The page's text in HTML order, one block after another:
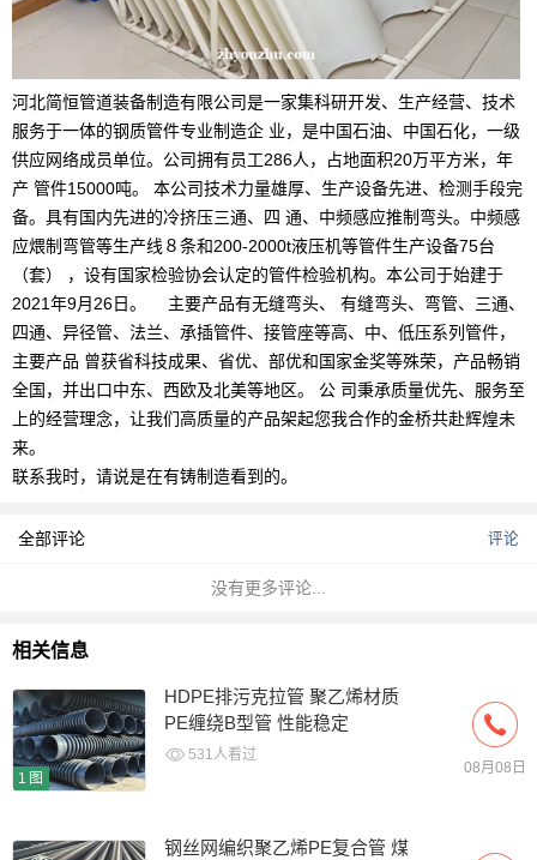
河北简恒管道装备制造有限公司是一家集科研开发、生产经营、技术
服务于一体的钢质管件专业制造企 业，是中国石油、中国石化，一级
供应网络成员单位。公司拥有员工286人，占地面积20万平方米，年
产 管件15000吨。 本公司技术力量雄厚、生产设备先进、检测手段完
备。具有国内先进的冷挤压三通、四 通、中频感应推制弯头。中频感
应煨制弯管等生产线８条和200-2000t液压机等管件生产设备75台
（套） ，设有国家检验协会认定的管件检验机构。本公司于始建于
2021年9月26日。 主要产品有无缝弯头、 有缝弯头、弯管、三通、
四通、异径管、法兰、承插管件、接管座等高、中、低压系列管件，
主要产品 曾获省科技成果、省优、部优和国家金奖等殊荣，产品畅销
全国，并出口中东、西欧及北美等地区。 公 司秉承质量优先、服务至
上的经营理念，让我们高质量的产品架起您我合作的金桥共赴辉煌未
来。
联系我时，请说是在有铸制造看到的。
全部评论 评论
没有更多评论...
相关信息
1图
HDPE排污克拉管 聚乙烯材质
PE缠绕B型管 性能稳定
531人看过
08月08日
钢丝网编织聚乙烯PE复合管 煤